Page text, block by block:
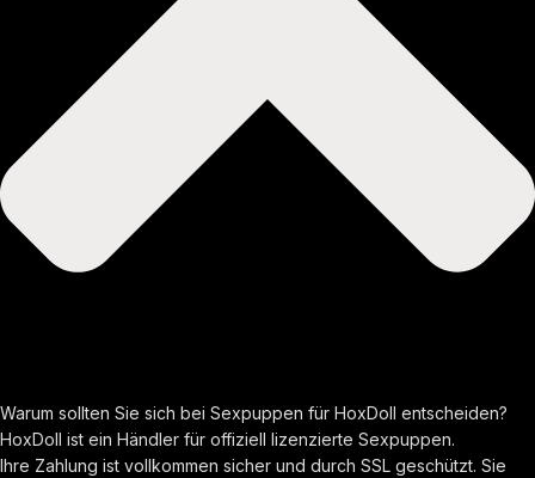
Warum sollten Sie sich bei Sexpuppen für HoxDoll entscheiden?
HoxDoll ist ein Händler für offiziell lizenzierte Sexpuppen.
Ihre Zahlung ist vollkommen sicher und durch SSL geschützt. Sie